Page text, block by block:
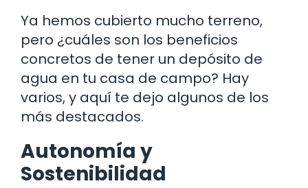
Ya hemos cubierto mucho terreno,
pero ¿cuáles son los beneficios
concretos de tener un depósito de
agua en tu casa de campo? Hay
varios, y aquí te dejo algunos de los
más destacados.
Autonomía y
Sostenibilidad